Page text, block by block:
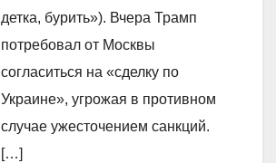
детка, бурить»). Вчера Трамп
потребовал от Москвы
согласиться на «сделку по
Украине», угрожая в противном
случае ужесточением санкций.
[…]